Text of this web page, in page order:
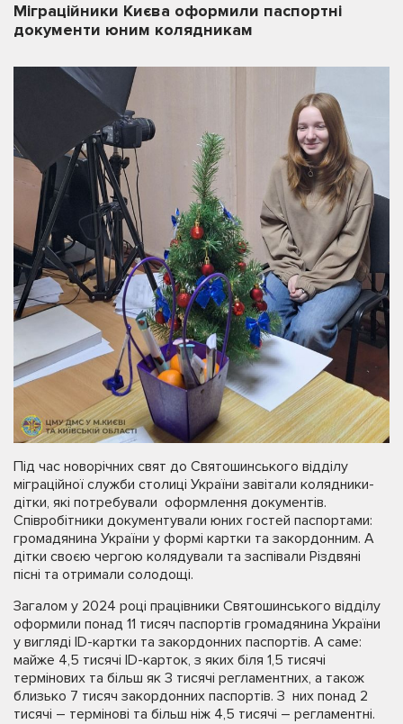
Міграційники Києва оформили паспортні
документи юним колядникам
Під час новорічних свят до Святошинського відділу
міграційної служби столиці України завітали колядники-
дітки, які потребували оформлення документів.
Співробітники документували юних гостей паспортами:
громадянина України у формі картки та закордонним. А
дітки своєю чергою колядували та заспівали Різдвяні
пісні та отримали солодощі.
Загалом у 2024 році працівники Святошинського відділу
оформили понад 11 тисяч паспортів громадянина України
у вигляді ID-картки та закордонних паспортів. А саме:
майже 4,5 тисячі ID-карток, з яких біля 1,5 тисячі
термінових та більш як 3 тисячі регламентних, а також
близько 7 тисяч закордонних паспортів. З них понад 2
тисячі – термінові та більш ніж 4,5 тисячі – регламентні.